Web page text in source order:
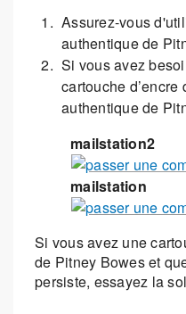
Assurez-vous
authentique de
Si vous avez
cartouche
authentique de
mailstation2
mailstation
Si vous avez une
de Pitney Bowes et
persiste, essayez la